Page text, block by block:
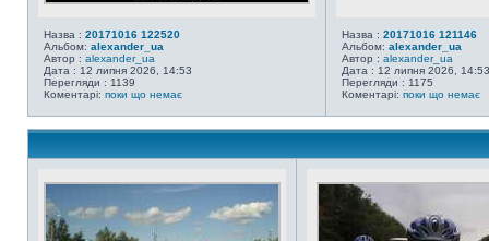
Назва : 20171016 122520
Альбом: alexander_ua
Автор : alexander_ua
Дата : 12 липня 2026, 14:53
Перегляди : 1139
Коментарі: поки що немає
Назва : 20171016 121146
Альбом: alexander_ua
Автор : alexander_ua
Дата : 12 липня 2026, 14:53
Перегляди : 1175
Коментарі: поки що немає